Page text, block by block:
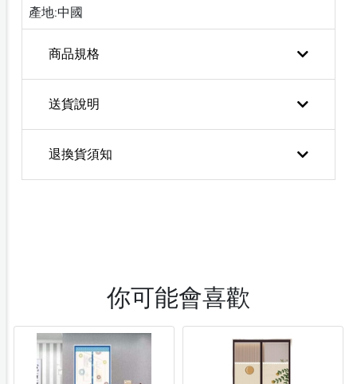
產地:中國
商品規格
送貨說明
退換貨須知
你可能會喜歡